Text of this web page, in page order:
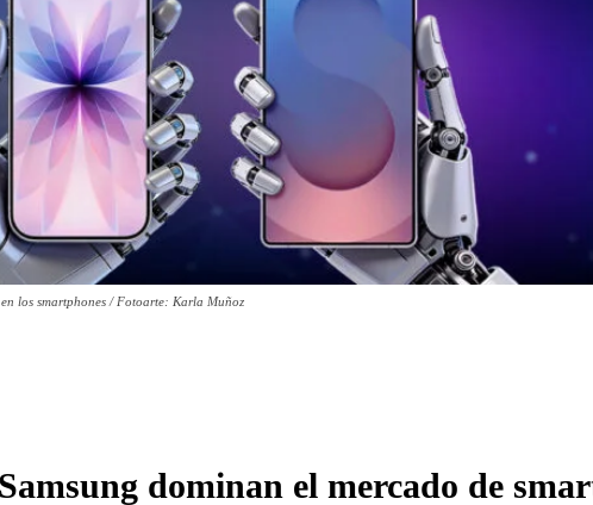
los smartphones / Fotoarte: Karla Muñoz
dominan el mercado de